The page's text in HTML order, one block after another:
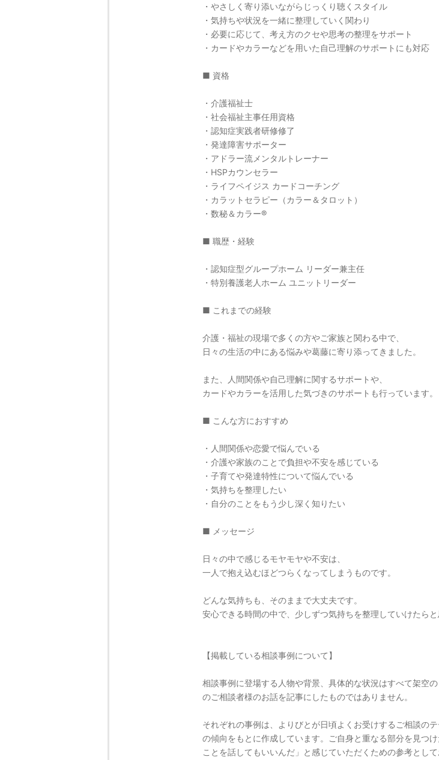
・やさしく寄り添いながらじっくり聴くスタイル
・気持ちや状況を一緒に整理していく関わり
・必要に応じて、考え方のクセや思考の整理をサポート
・カードやカラーなどを用いた自己理解のサポートにも対応
■ 資格
・介護福祉士
・社会福祉主事任用資格
・認知症実践者研修修了
・発達障害サポーター
・アドラー流メンタルトレーナー
・HSPカウンセラー
・ライフペイジス カードコーチング
・カラットセラピー（カラー＆タロット）
・数秘＆カラー®
■ 職歴・経験
・認知症型グループホーム リーダー兼主任
・特別養護老人ホーム ユニットリーダー
■ これまでの経験
介護・福祉の現場で多くの方やご家族と関わる中で、
日々の生活の中にある悩みや葛藤に寄り添ってきました。
また、人間関係や自己理解に関するサポートや、
カードやカラーを活用した気づきのサポートも行っています。
■ こんな方におすすめ
・人間関係や恋愛で悩んでいる
・介護や家族のことで負担や不安を感じている
・子育てや発達特性について悩んでいる
・気持ちを整理したい
・自分のことをもう少し深く知りたい
■ メッセージ
日々の中で感じるモヤモヤや不安は、
一人で抱え込むほどつらくなってしまうものです。
どんな気持ちも、そのままで大丈夫です。
安心できる時間の中で、少しずつ気持ちを整理していけたらと
【掲載している相談事例について】
相談事例に登場する人物や背景、具体的な状況はすべて架空
のご相談者様のお話を記事にしたものではありません。
それぞれの事例は、よりびとが日頃よくお受けするご相談の
の傾向をもとに作成しています。ご自身と重なる部分を見つ
ことを話してもいいんだ」と感じていただくための参考とし